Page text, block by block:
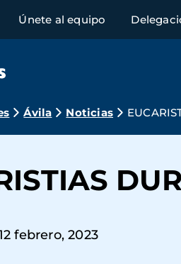
Únete al equipo
Ávila Noticias
febrero, 2023